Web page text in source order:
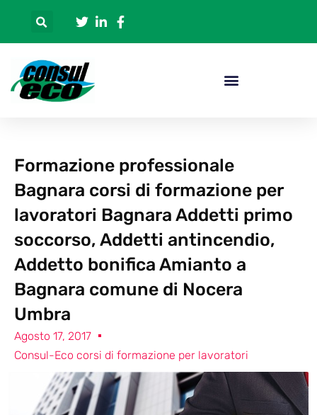
Formazione professionale
Bagnara corsi di formazione per
lavoratori Bagnara Addetti primo
soccorso, Addetti antincendio,
Addetto bonifica Amianto a
Bagnara comune di Nocera
Umbra
Agosto 17, 2017
Consul-Eco corsi di formazione per lavoratori